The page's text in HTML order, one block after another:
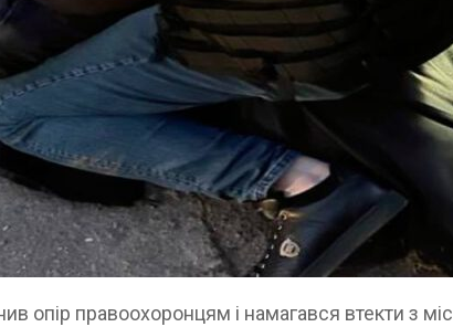
опір правоохоронцям і намагався втекти з